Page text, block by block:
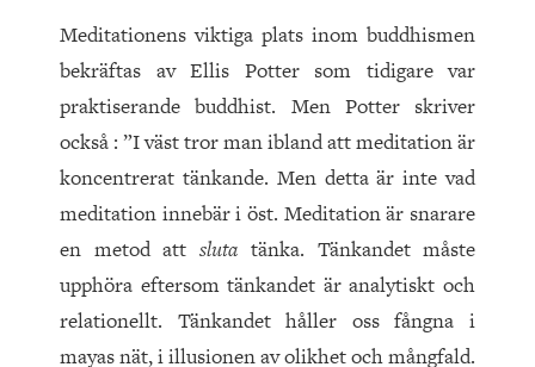
Meditationens viktiga plats inom buddhismen
bekräftas av Ellis Potter som tidigare var
praktiserande buddhist. Men Potter skriver
också : ”I väst tror man ibland att meditation är
koncentrerat tänkande. Men detta är inte vad
meditation innebär i öst. Meditation är snarare
en metod att sluta tänka. Tänkandet måste
upphöra eftersom tänkandet är analytiskt och
relationellt. Tänkandet håller oss fångna i
mayas nät, i illusionen av olikhet och mångfald.